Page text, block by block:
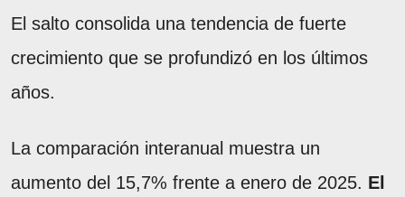
El salto consolida una tendencia de fuerte
crecimiento que se profundizó en los últimos
años.
La comparación interanual muestra un
aumento del 15,7% frente a enero de 2025. El